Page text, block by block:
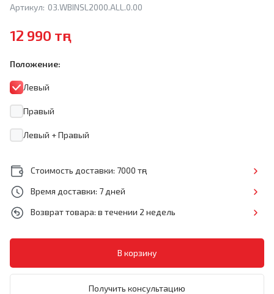
Артикул: 03.WBINSL2000.ALL.0.00
12 990 тңг
Положение:
Левый
Правый
Левый + Правый
Стоимость доставки: 7000 тңг
Время доставки: 7 дней
Возврат товара: в течении 2 недель
Получить консультацию